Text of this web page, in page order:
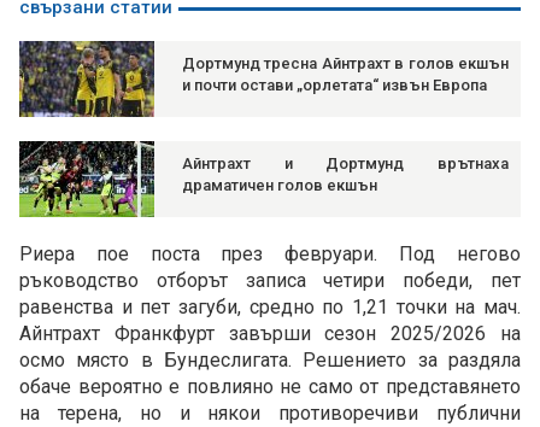
свързани статии
Дортмунд тресна Айнтрахт в голов екшън
и почти остави „орлетата“ извън Европа
Айнтрахт и Дортмунд врътнаха
драматичен голов екшън
Риера пое поста през февруари. Под негово
ръководство отборът записа четири победи, пет
равенства и пет загуби, средно по 1,21 точки на мач.
Айнтрахт Франкфурт завърши сезон 2025/2026 на
осмо място в Бундеслигата. Решението за раздяла
обаче вероятно е повлияно не само от представянето
на терена, но и някои противоречиви публични